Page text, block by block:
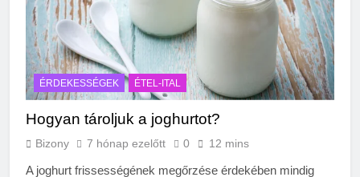
ÉRDEKESSÉGEK ÉTEL-ITAL
Hogyan tároljuk a joghurtot?
Bizony 7 hónap ezelőtt 0 12 mins
A joghurt frissességének megőrzése érdekében mindig